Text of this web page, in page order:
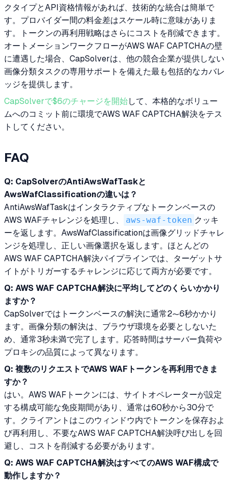
クタイプとAPI資格情報があれば、技術的な統合は簡単で
す。プロバイダー間の料金差はスケール時に意味がありま
す。トークンの再利用戦略はさらにコストを削減できます。
オートメーションワークフローがAWS WAF CAPTCHAの壁
に遭遇した場合、CapSolverは、他の競合企業が提供しない
画像分類タスクの専用サポートを備えた最も包括的なカバレ
ッジを提供します。
CapSolverで$6のチャージを開始して、本格的なボリュー
ムへのコミット前に環境でAWS WAF CAPTCHA解決をテス
トしてください。
FAQ
Q: CapSolverのAntiAwsWafTaskと
AwsWafClassificationの違いは？
AntiAwsWafTaskはインタラクティブなトークンベースの
AWS WAFチャレンジを処理し、
aws-waf-token クッキ
ーを返します。AwsWafClassificationは画像グリッドチャレ
ンジを処理し、正しい画像選択を返します。ほとんどの
AWS WAF CAPTCHA解決パイプラインでは、ターゲットサ
イトがトリガーするチャレンジに応じて両方が必要です。
Q: AWS WAF CAPTCHA解決に平均してどのくらいかかり
ますか？
CapSolverではトークンベースの解決に通常2〜6秒かかり
ます。画像分類の解決は、ブラウザ環境を必要としないた
め、通常3秒未満で完了します。応答時間はサーバー負荷や
プロキシの品質によって異なります。
Q: 複数のリクエストでAWS WAFトークンを再利用できま
すか？
はい。AWS WAFトークンには、サイトオペレーターが設定
する構成可能な免疫期間があり、通常は60秒から30分で
す。クライアントはこのウィンドウ内でトークンを保存およ
び再利用し、不要なAWS WAF CAPTCHA解決呼び出しを回
避し、コストを削減する必要があります。
Q: AWS WAF CAPTCHA解決はすべてのAWS WAF構成で
動作しますか？